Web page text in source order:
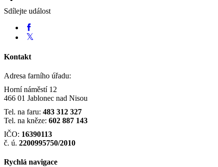
Sdílejte událost
Kontakt
Adresa farního úřadu:
Horní náměstí 12
466 01 Jablonec nad Nisou
Tel. na faru: 483 312 327
Tel. na kněze: 602 887 143
IČO: 16390113
č. ú. 2200995750/2010
Rychlá navigace